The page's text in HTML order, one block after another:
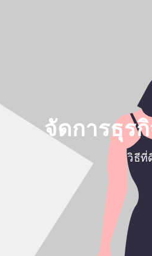
จัดการธุร
วิธีที่